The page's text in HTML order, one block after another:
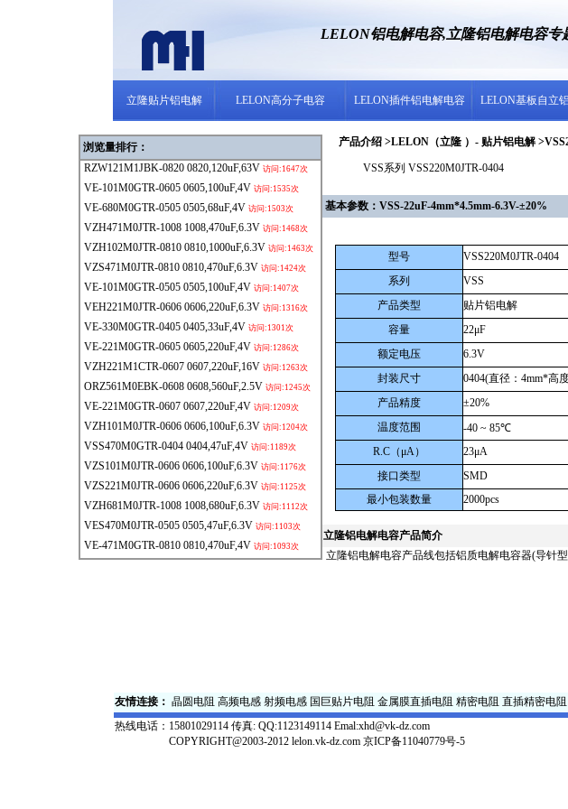
LELON铝电解电容,立隆铝电解电容专
立隆贴片铝电解 LELON高分子电容 LELON插件铝电解电容 LELON基板自立
浏览量排行：
RZW121M1JBK-0820 0820,120uF,63V 访问:1647次
VE-101M0GTR-0605 0605,100uF,4V 访问:1535次
VE-680M0GTR-0505 0505,68uF,4V 访问:1503次
VZH471M0JTR-1008 1008,470uF,6.3V 访问:1468次
VZH102M0JTR-0810 0810,1000uF,6.3V 访问:1463次
VZS471M0JTR-0810 0810,470uF,6.3V 访问:1424次
VE-101M0GTR-0505 0505,100uF,4V 访问:1407次
VEH221M0JTR-0606 0606,220uF,6.3V 访问:1316次
VE-330M0GTR-0405 0405,33uF,4V 访问:1301次
VE-221M0GTR-0605 0605,220uF,4V 访问:1286次
VZH221M1CTR-0607 0607,220uF,16V 访问:1263次
ORZ561M0EBK-0608 0608,560uF,2.5V 访问:1245次
VE-221M0GTR-0607 0607,220uF,4V 访问:1209次
VZH101M0JTR-0606 0606,100uF,6.3V 访问:1204次
VSS470M0GTR-0404 0404,47uF,4V 访问:1189次
VZS101M0JTR-0606 0606,100uF,6.3V 访问:1176次
VZS221M0JTR-0606 0606,220uF,6.3V 访问:1125次
VZH681M0JTR-1008 1008,680uF,6.3V 访问:1112次
VES470M0JTR-0505 0505,47uF,6.3V 访问:1103次
VE-471M0GTR-0810 0810,470uF,4V 访问:1093次
产品介绍 >LELON（立隆 ）- 贴片铝电解
VSS系列 VSS220M0JTR-0404
基本参数：VSS-22uF-4mm*4.5mm-6.3V-±20%
型号
VSS220M0JTR-0404
系列
VSS
产品类型
贴片铝电解
容量
22μF
额定电压
6.3V
封装尺寸
0404(直径：4mm*高
产品精度
±20%
温度范围
-40 ~ 85℃
R.C （μA）
23μA
接口类型
SMD
最小包装数量
2000pcs
立隆铝电解电容产品简介
立隆铝电解电容产品线包括铝质电解电容器(导针
友情连接： 晶圆电阻 高频电感 射频电感 国巨贴片电阻 金属膜直插电阻 精密电阻 直插精密电阻
热线电话： 15801029114 传真: QQ:1123149114 Emal:xhd@vk-dz.com
COPYRIGHT@2003-2012 lelon.vk-dz.com 京ICP备11040779号-5